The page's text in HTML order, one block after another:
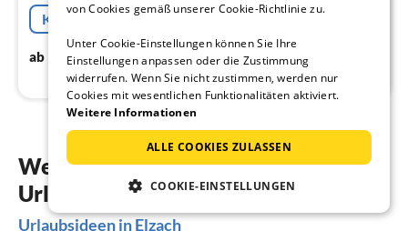
Kostenfreie Stornierung
ab 72 € / Nacht
Weitere Inspiration für Ihre
Urlaubsplanung
Urlaubsideen in Elzach
von Cookies gemäß unserer Cookie-Richtlinie zu.
Unter Cookie-Einstellungen können Sie Ihre
Einstellungen anpassen oder die Zustimmung
widerrufen. Wenn Sie nicht zustimmen, werden nur
Cookies mit wesentlichen Funktionalitäten aktiviert.
Weitere Informationen
ALLE COOKIES ZULASSEN
COOKIE-EINSTELLUNGEN